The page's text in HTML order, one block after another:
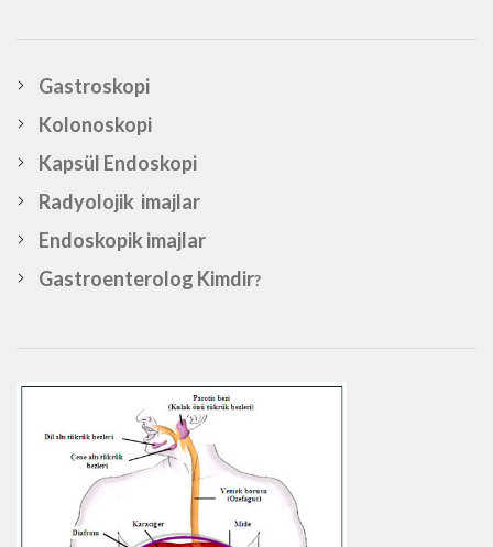
Gastroskopi
Kolonoskopi
Kapsül Endoskopi
Radyolojik imajlar
Endoskopik imajlar
Gastroenterolog Kimdir?